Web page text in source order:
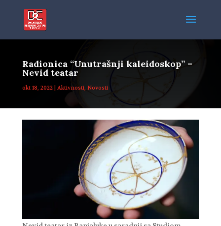
Radionica “Unutrašnji kaleidoskop” –
Nevid teatar
okt 18, 2022| Aktivnosti, Novosti